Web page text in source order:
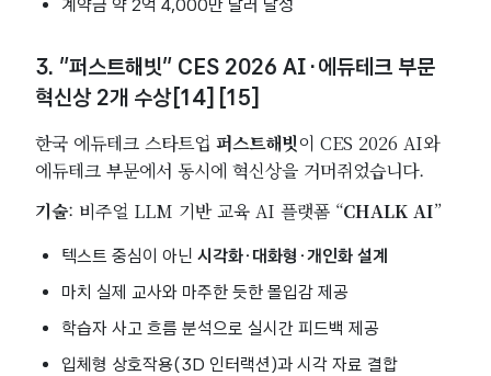
계약금 약 2억 4,000만 달러 달성
3. “퍼스트해빗” CES 2026 AI·에듀테크 부문
혁신상 2개 수상[14][15]
한국 에듀테크 스타트업 퍼스트해빗이 CES 2026 AI와
에듀테크 부문에서 동시에 혁신상을 거머쥐었습니다.
기술: 비주얼 LLM 기반 교육 AI 플랫폼 “CHALK AI”
텍스트 중심이 아닌 시각화·대화형·개인화 설계
마치 실제 교사와 마주한 듯한 몰입감 제공
학습자 사고 흐름 분석으로 실시간 피드백 제공
입체형 상호작용(3D 인터랙션)과 시각 자료 결합